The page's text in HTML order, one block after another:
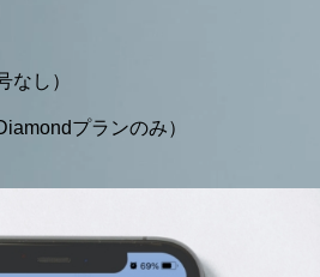
なし）
プランのみ）